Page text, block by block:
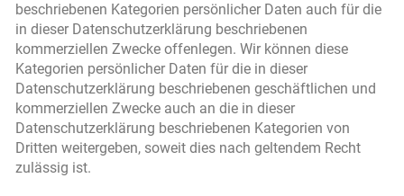
beschriebenen Kategorien persönlicher Daten auch für die
in dieser Datenschutzerklärung beschriebenen
kommerziellen Zwecke offenlegen. Wir können diese
Kategorien persönlicher Daten für die in dieser
Datenschutzerklärung beschriebenen geschäftlichen und
kommerziellen Zwecke auch an die in dieser
Datenschutzerklärung beschriebenen Kategorien von
Dritten weitergeben, soweit dies nach geltendem Recht
zulässig ist.